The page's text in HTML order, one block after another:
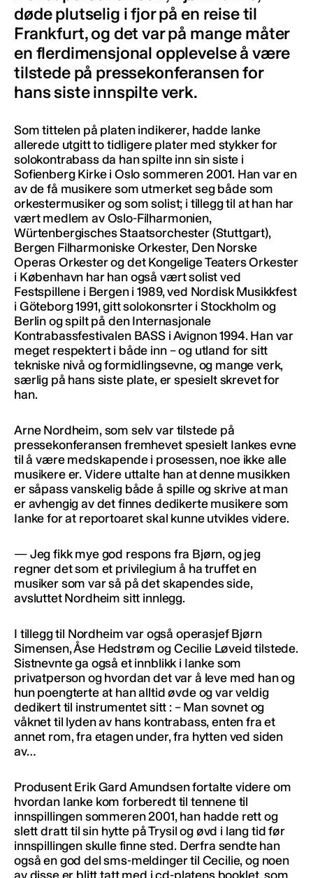
døde plutselig i fjor på en reise til
Frankfurt, og det var på mange måter
en flerdimensjonal opplevelse å være
tilstede på pressekonferansen for
hans siste innspilte verk.
Som tittelen på platen indikerer, hadde Ianke
allerede utgitt to tidligere plater med stykker for
solokontrabass da han spilte inn sin siste i
Sofienberg Kirke i Oslo sommeren 2001. Han var en
av de få musikere som utmerket seg både som
orkestermusiker og som solist; i tillegg til at han har
vært medlem av Oslo-Filharmonien,
Würtenbergisches Staatsorchester (Stuttgart),
Bergen Filharmoniske Orkester, Den Norske
Operas Orkester og det Kongelige Teaters Orkester
i København har han også vært solist ved
Festspillene i Bergen i 1989, ved Nordisk Musikkfest
i Göteborg 1991, gitt solokonsrter i Stockholm og
Berlin og spilt på den Internasjonale
Kontrabassfestivalen BASS i Avignon 1994. Han var
meget respektert i både inn – og utland for sitt
tekniske nivå og formidlingsevne, og mange verk,
særlig på hans siste plate, er spesielt skrevet for
han.
Arne Nordheim, som selv var tilstede på
pressekonferansen fremhevet spesielt Iankes evne
til å være medskapende i prosessen, noe ikke alle
musikere er. Videre uttalte han at denne musikken
er såpass vanskelig både å spille og skrive at man
er avhengig av det finnes dedikerte musikere som
Ianke for at reportoaret skal kunne utvikles videre.
— Jeg fikk mye god respons fra Bjørn, og jeg
regner det som et privilegium å ha truffet en
musiker som var så på det skapendes side,
avsluttet Nordheim sitt innlegg.
I tillegg til Nordheim var også operasjef Bjørn
Simensen, Åse Hedstrøm og Cecilie Løveid tilstede.
Sistnevnte ga også et innblikk i Ianke som
privatperson og hvordan det var å leve med han og
hun poengterte at han alltid øvde og var veldig
dedikert til instrumentet sitt : – Man sovnet og
våknet til lyden av hans kontrabass, enten fra et
annet rom, fra etagen under, fra hytten ved siden
av…
Produsent Erik Gard Amundsen fortalte videre om
hvordan Ianke kom forberedt til tennene til
innspillingen sommeren 2001, han hadde rett og
slett dratt til sin hytte på Trysil og øvd i lang tid før
innspillingen skulle finne sted. Derfra sendte han
også en god del sms-meldinger til Cecilie, og noen